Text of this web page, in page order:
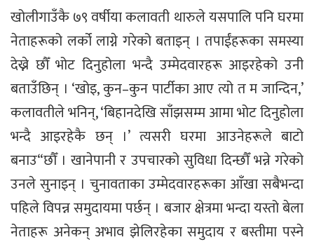
खोलीगाउँकै ७९ वर्षीया कलावती थारुले यसपालि पनि घरमा
नेताहरूको लर्को लाग्ने गरेको बताइन् । तपाईंहरूका समस्या
देख्ने छौँ भोट दिनुहोला भन्दै उम्मेदवारहरू आइरहेको उनी
बताउँछिन् । ‘खोइ, कुन–कुन पार्टीका आए त्यो त म जान्दिन,’
कलावतीले भनिन्, ‘बिहानदेखि साँझसम्म आमा भोट दिनुहोला
भन्दै आइरहेकै छन् ।’ त्यसरी घरमा आउनेहरूले बाटो
बनाउ“छौँ । खानेपानी र उपचारको सुविधा दिन्छौँ भन्ने गरेको
उनले सुनाइन् । चुनावताका उम्मेदवारहरूका आँखा सबैभन्दा
पहिले विपन्न समुदायमा पर्छन् । बजार क्षेत्रमा भन्दा यस्तो बेला
नेताहरू अनेकन् अभाव झेलिरहेका समुदाय र बस्तीमा पस्ने